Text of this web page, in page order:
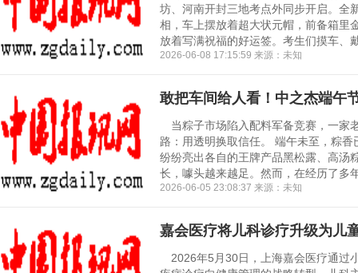
坊、河南开封三地考点外同步开启。全
相，车上摆放着超大状元帽，前备箱里
放着写满祝福的好运签。考生们摸车、
2026-06-08 17:15:59 来源：未知
敢把车间给人看！中之杰端午
当粽子市场陷入配料军备竞赛，一家
路：用透明换取信任。 端午未至，粽
纷纷亮出各自的王牌产品黑松露、高汤
长，噱头越来越足。然而，在经历了多
2026-06-05 23:08:37 来源：未知
嘉会医疗将儿科诊疗升级为儿
2026年5月30日，上海嘉会医疗通过